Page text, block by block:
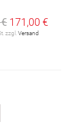
171,00 €
zzgl. Versand